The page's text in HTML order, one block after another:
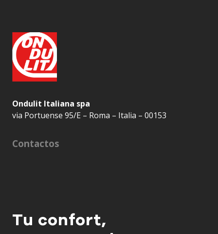
Ondulit Italiana spa
via Portuense 95/E – Roma – Italia – 00153
Contactos
Tu confort,